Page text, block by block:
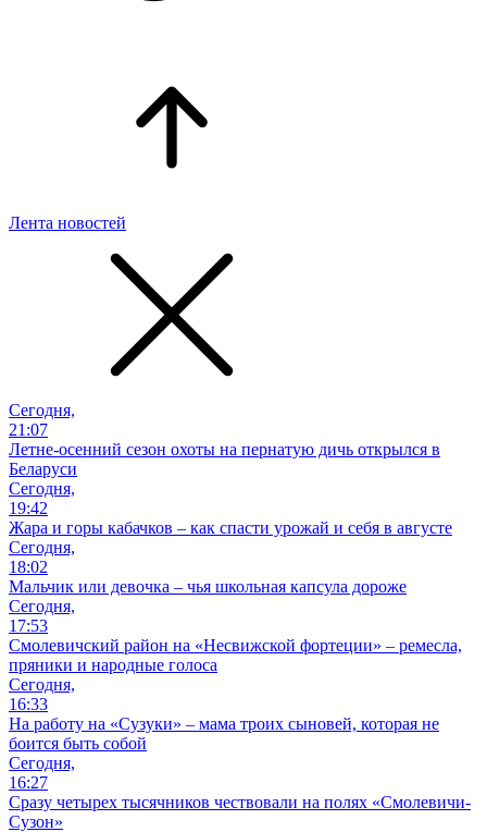
Лента новостей
Сегодня,
21:07
Летне-осенний сезон охоты на пернатую дичь открылся в
Беларуси
Сегодня,
19:42
Жара и горы кабачков – как спасти урожай и себя в августе
Сегодня,
18:02
Мальчик или девочка – чья школьная капсула дороже
Сегодня,
17:53
Смолевичский район на «Несвижской фортеции» – ремесла,
пряники и народные голоса
Сегодня,
16:33
На работу на «Сузуки» – мама троих сыновей, которая не
боится быть собой
Сегодня,
16:27
Сразу четырех тысячников чествовали на полях «Смолевичи-
Сузон»